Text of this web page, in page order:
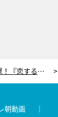
初回から“歴代最高記録”で快進撃！『恋する警護24時』岩本照×白石麻衣、同棲生活スタート
朝動画